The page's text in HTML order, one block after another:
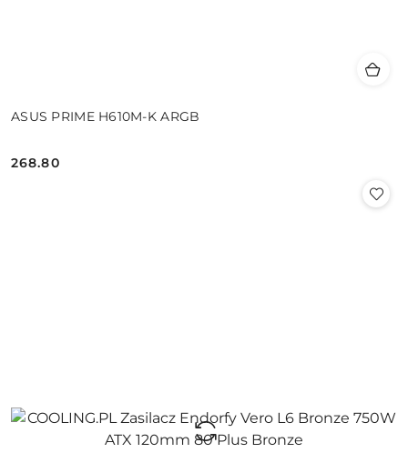
ASUS PRIME H610M-K ARGB
Cena:
268.80